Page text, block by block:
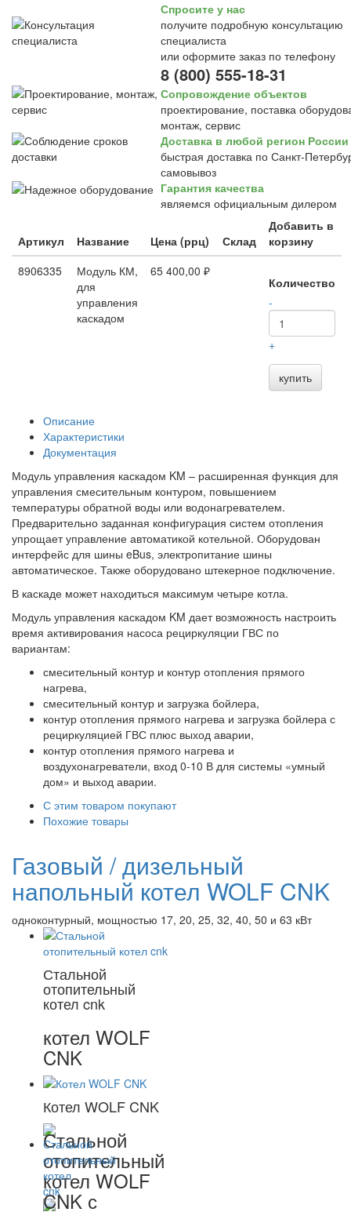
Спросите у нас
получите подробную консультацию
специалиста
или оформите заказ по телефону
8 (800) 555-18-31
Сопровождение объектов
проектирование, поставка
монтаж, сервис
Доставка в любой регион России
быстрая доставка по Санкт-
самовывоз
Гарантия качества
являемся официальным дилером
Артикул Название Цена (ррц) Склад
Добавить в
корзину
8906335
Модуль КМ,
для
управления
каскадом
65 400,00 ₽
Количество
-
+
купить
Описание
Характеристики
Документация
Модуль управления каскадом KM – расширенная функция для
управления смесительным контуром, повышением
температуры обратной воды или водонагревателем.
Предварительно заданная конфигурация систем отопления
упрощает управление автоматикой котельной. Оборудован
интерфейс для шины eBus, электропитание шины
автоматическое. Также оборудовано штекерное подключение.
В каскаде может находиться максимум четыре котла.
Модуль управления каскадом KM дает возможность настроить
время активирования насоса рециркуляции ГВС по
вариантам:
смесительный контур и контур отопления прямого
нагрева,
смесительный контур и загрузка бойлера,
контур отопления прямого нагрева и загрузка бойлера с
рециркуляцией ГВС плюс выход аварии,
контур отопления прямого нагрева и
воздухонагреватели, вход 0-10 В для системы «умный
дом» и выход аварии.
С этим товаром покупают
Похожие товары
Газовый / дизельный
напольный котел WOLF CNK
одноконтурный, мощностью 17, 20, 25, 32, 40, 50 и 63 кВт
Стальной
отопительный
котел cnk
котел WOLF
CNK
Котел WOLF CNK
Стальной
отопительный
котел WOLF
CNK с